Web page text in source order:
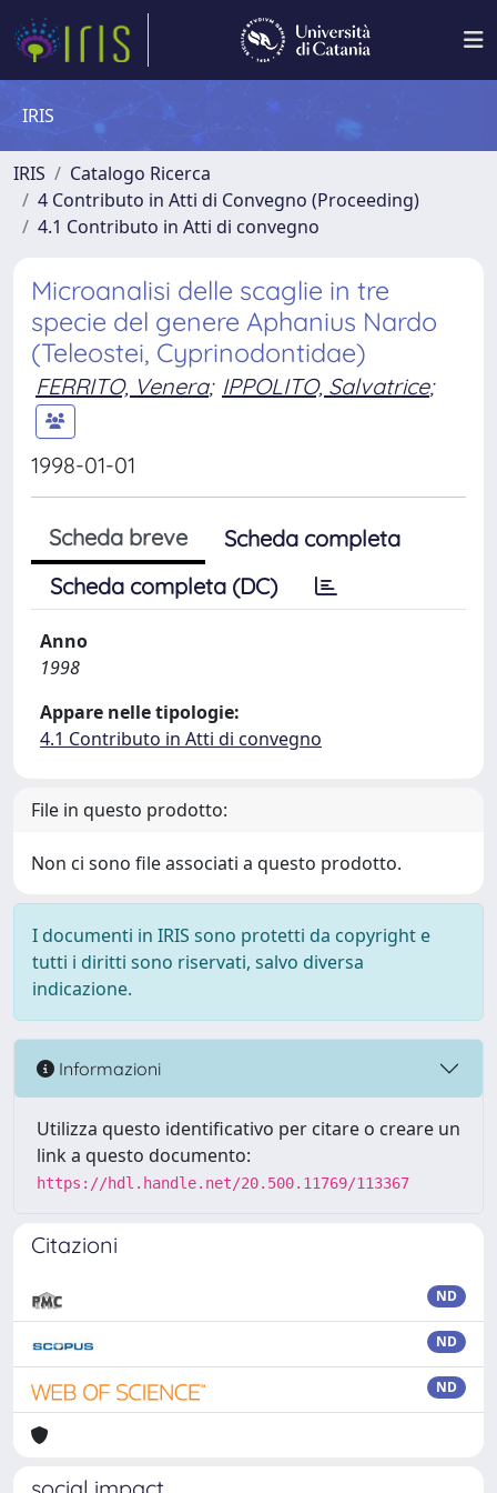
IRIS
IRIS
Catalogo Ricerca
4 Contributo in Atti di Convegno (Proceeding)
4.1 Contributo in Atti di convegno
Microanalisi delle scaglie in tre
specie del genere Aphanius Nardo
(Teleostei, Cyprinodontidae)
FERRITO, Venera; IPPOLITO, Salvatrice;
1998-01-01
Scheda breve
Scheda completa
Scheda completa (DC)
Anno
1998
Appare nelle tipologie:
4.1 Contributo in Atti di convegno
File in questo prodotto:
Non ci sono file associati a questo prodotto.
I documenti in IRIS sono protetti da copyright e
tutti i diritti sono riservati, salvo diversa
indicazione.
Informazioni
Utilizza questo identificativo per citare o creare un
link a questo documento:
https://hdl.handle.net/20.500.11769/113367
Citazioni
ND
ND
ND